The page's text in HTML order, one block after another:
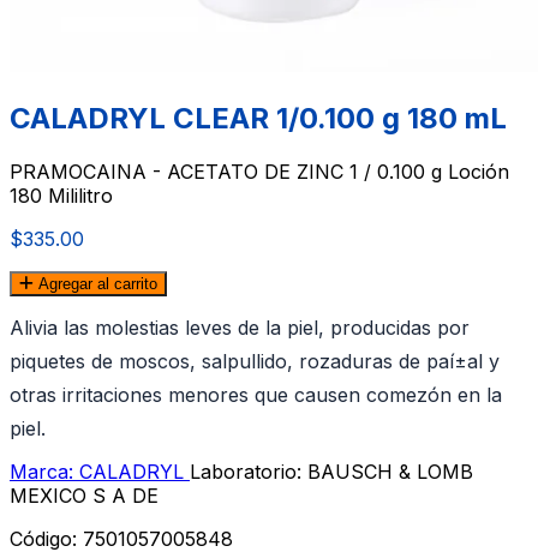
CALADRYL CLEAR 1/0.100 g 180 mL
PRAMOCAINA - ACETATO DE ZINC 1 / 0.100 g Loción
180 Mililitro
$335.00
Agregar al carrito
Alivia las molestias leves de la piel, producidas por
piquetes de moscos, salpullido, rozaduras de paí±al y
otras irritaciones menores que causen comezón en la
piel.
Marca: CALADRYL Laboratorio: BAUSCH & LOMB
MEXICO S A DE
Código: 7501057005848